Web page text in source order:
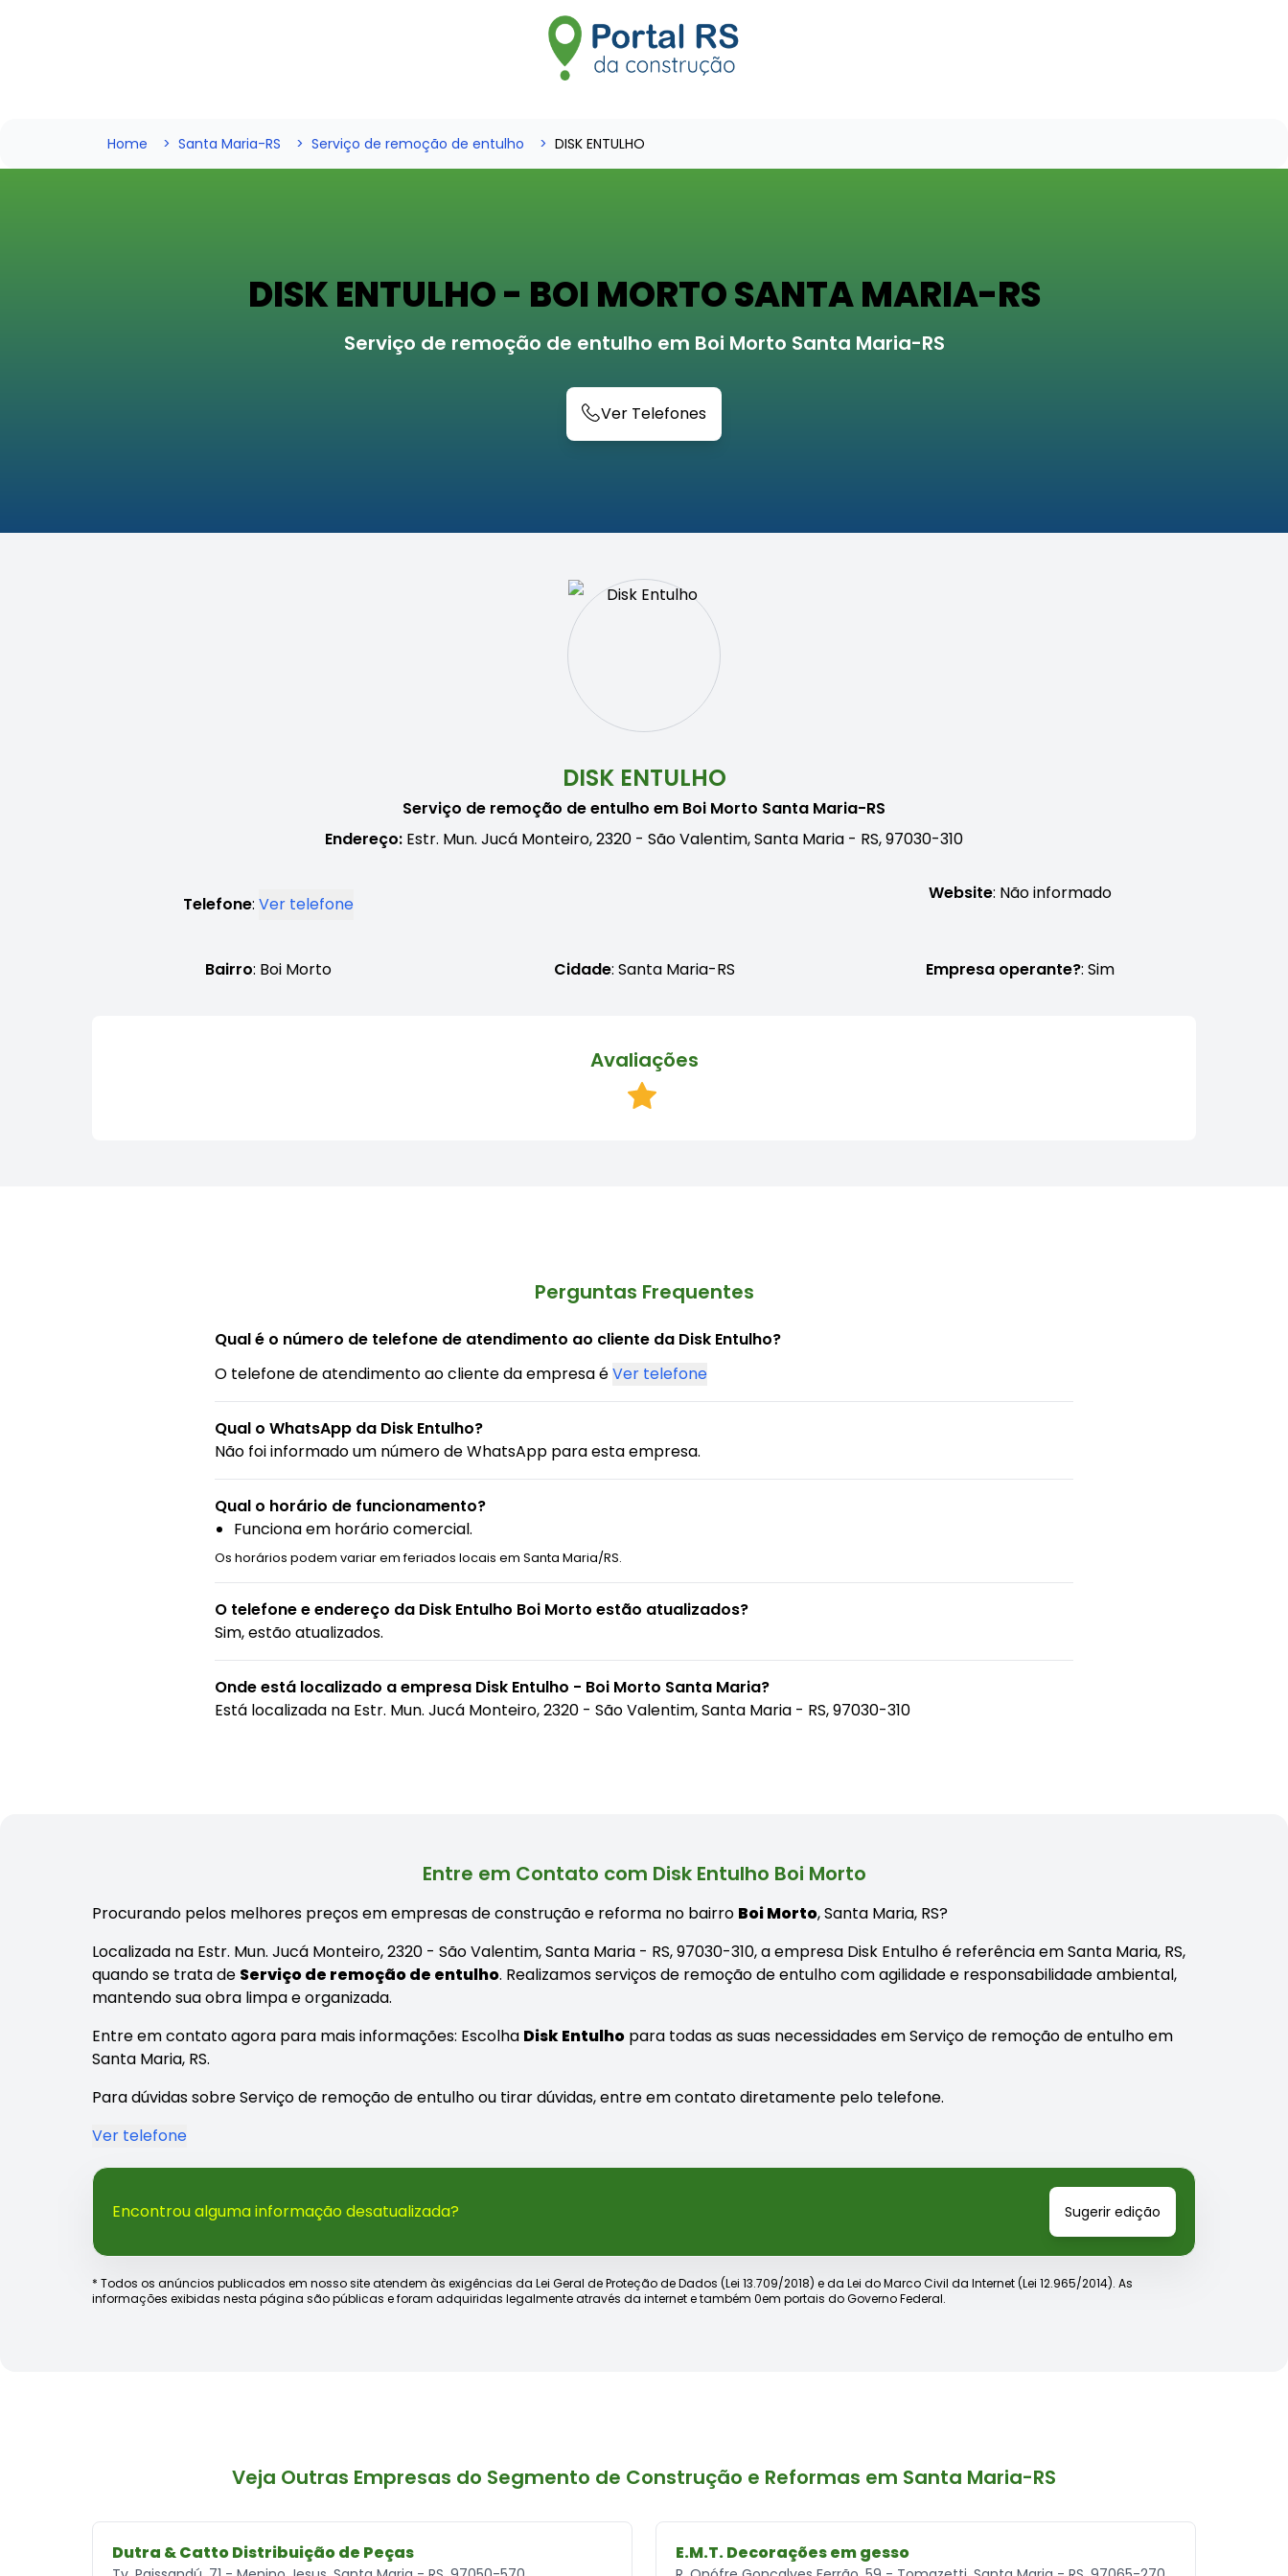
Home Santa Maria-RS Serviço de remoção de entulho DISK ENTULHO
DISK ENTULHO - BOI MORTO SANTA MARIA-RS
Serviço de remoção de entulho em Boi Morto Santa Maria-RS
Ver Telefones
DISK ENTULHO
Serviço de remoção de entulho em Boi Morto Santa Maria-RS
Endereço: Estr. Mun. Jucá Monteiro, 2320 - São Valentim, Santa Maria - RS, 97030-310
Telefone: Ver telefone
Website: Não informado
Bairro: Boi Morto Cidade: Santa Maria-RS Empresa operante?: Sim
Avaliações
Perguntas Frequentes
Qual é o número de telefone de atendimento ao cliente da Disk Entulho?
O telefone de atendimento ao cliente da empresa éVer telefone
Qual o WhatsApp da Disk Entulho?
Não foi informado um número de WhatsApp para esta empresa.
Qual o horário de funcionamento?
Funciona em horário comercial.
Os horários podem variar em feriados locais em Santa Maria/RS.
O telefone e endereço da Disk Entulho Boi Morto estão atualizados?
Sim, estão atualizados.
Onde está localizado a empresa Disk Entulho - Boi Morto Santa Maria?
Está localizada na Estr. Mun. Jucá Monteiro, 2320 - São Valentim, Santa Maria - RS, 97030-310
Entre em Contato com Disk Entulho Boi Morto
Procurando pelos melhores preços em empresas de construção e reforma no bairro Boi Morto, Santa Maria, RS?
Localizada na Estr. Mun. Jucá Monteiro, 2320 - São Valentim, Santa Maria - RS, 97030-310, a empresa Disk Entulho é referência em Santa Maria, RS,
quando se trata de Serviço de remoção de entulho. Realizamos serviços de remoção de entulho com agilidade e responsabilidade ambiental,
mantendo sua obra limpa e organizada.
Entre em contato agora para mais informações: Escolha Disk Entulho para todas as suas necessidades em Serviço de remoção de entulho em
Santa Maria, RS.
Para dúvidas sobre Serviço de remoção de entulho ou tirar dúvidas, entre em contato diretamente pelo telefone.
Ver telefone
Encontrou alguma informação desatualizada? Sugerir edição
* Todos os anúncios publicados em nosso site atendem às exigências da Lei Geral de Proteção de Dados (Lei 13.709/2018) e da Lei do Marco Civil da Internet (Lei 12.965/2014). As
informações exibidas nesta página são públicas e foram adquiridas legalmente através da internet e também 0em portais do Governo Federal.
Veja Outras Empresas do Segmento de Construção e Reformas em Santa Maria-RS
Dutra & Catto Distribuição de Peças E.M.T. Decorações em gesso